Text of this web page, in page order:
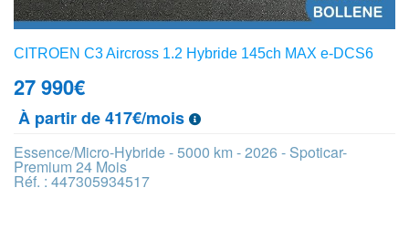
CITROEN C3 Aircross 1.2 Hybride 145ch MAX e-DCS6
27 990€
À partir de 417€/mois
Essence/Micro-Hybride - 5000 km - 2026 - Spoticar-
Premium 24 Mois
Réf. : 447305934517